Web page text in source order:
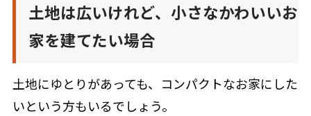
土地は広いけれど、小さなかわいいお
家を建てたい場合
土地にゆとりがあっても、コンパクトなお家にした
いという方もいるでしょう。